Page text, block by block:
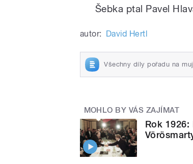
Šebka ptal Pavel
autor: David Hertl
Všechny díly pořadu na
MOHLO BY VÁS ZAJÍMAT
Rok